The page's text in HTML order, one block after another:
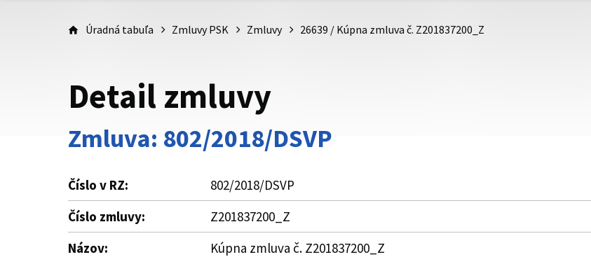
Úradná tabuľa Zmluvy PSK Zmluvy 26639 / Kúpna zmluva č. Z201837200_Z
Detail zmluvy
Zmluva: 802/2018/DSVP
Číslo v RZ:
802/2018/DSVP
Číslo zmluvy:
Z201837200_Z
Názov:
Kúpna zmluva č. Z201837200_Z